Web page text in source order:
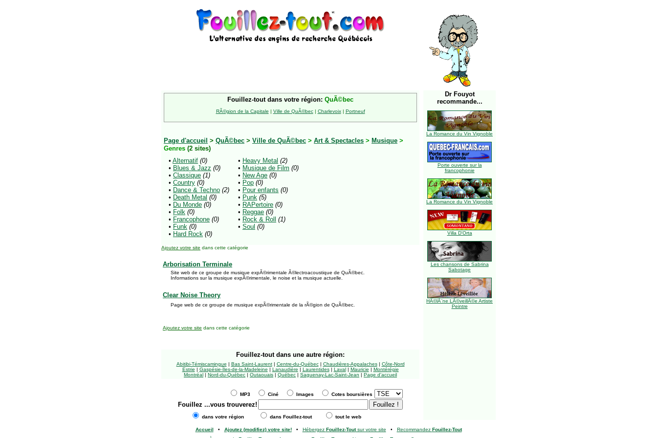
Fouillez-tout dans votre région: QuÃ©bec
RÃ©gion de la Capitale | Ville de QuÃ©bec| Charlevoix| Portneuf
Page d'accueil > QuÃ©bec > Ville de QuÃ©bec > Art & Spectacles > Musique >
Genres (2 sites)
• Alternatif (0)
• Blues & Jazz (0)
• Classique (1)
• Country (0)
• Dance & Techno (2)
• Death Metal (0)
• Du Monde (0)
• Folk (0)
• Francophone (0)
• Funk (0)
• Hard Rock (0)
• Heavy Metal (2)
• Musique de Film (0)
• New Age (0)
• Pop (0)
• Pour enfants (0)
• Punk (5)
• RAPertoire (0)
• Reggae (0)
• Rock & Roll
(1)
• Soul (0)
Ajoutez votre site dans cette catégorie
Arborisation Terminale
Site web de ce groupe de musique expÃ©rimentale Ã©lectroacoustique de QuÃ©bec.
Informations sur la musique expÃ©rimentale, le noise et la musique actuelle.
Clear Noise Theory
Page web de ce groupe de musique expÃ©rimentale de la rÃ©gion de QuÃ©bec.
Dr Fouyot
recommande...
La Romance du Vin Vignoble
Porte ouverte sur la
francophonie
La Romance du Vin Vignoble
Villa D'Orta
Les chansons de Sabrina
Sabotage
HÃ©lÃ¨ne LÃ©veillÃ©e Artiste
Peintre
Ajoutez votre site dans cette catégorie
Fouillez-tout dans une autre région:
Abitibi-Témiscamingue | Bas Saint-Laurent| Centre-du-Québec| Chaudières-Appalaches| Côte-Nord
Estrie | Gaspésie-Îles-de-la-Madeleine | Lanaudière | Laurentides| Laval| Mauricie | Montérégie
Montréal | Nord-du-Québec | Outaouais | Québec | Saguenay-Lac-Saint-Jean | Page d'accueil
MP3 Ciné Images Cotes boursières
Fouillez ...vous trouverez!
dans votre région dans Fouillez-tout tout le web
Accueil • Ajoutez (modifiez) votre site!• Hébergez Fouillez-Toutsur votre site • Recommandez Fouillez-Tout